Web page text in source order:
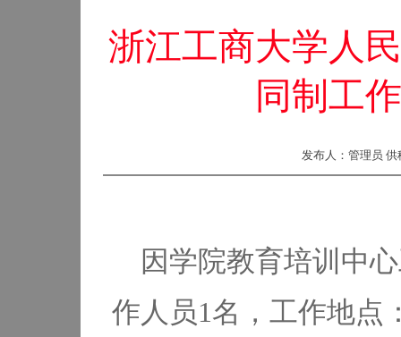
浙江工商大学人
同制工
发布人：管理员
因学院教育培训中
作人员1名，工作地点